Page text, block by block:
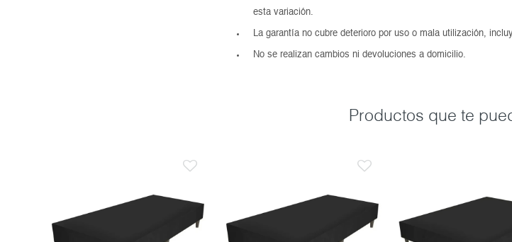
esta variación.
La garantía no cubre deterioro por uso o mala utilización,
No se realizan cambios ni devoluciones a domicilio.
Productos que te